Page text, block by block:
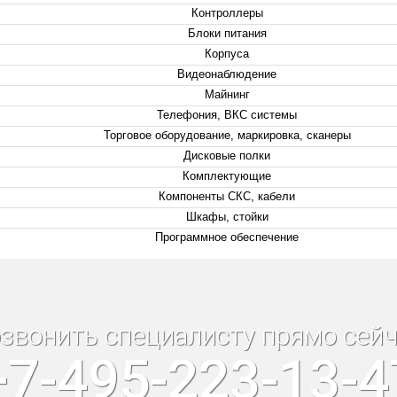
Контроллеры
Блоки питания
Корпуса
Видеонаблюдение
Майнинг
Телефония, ВКС системы
Торговое оборудование, маркировка, сканеры
Дисковые полки
Комплектующие
Компоненты СКС, кабели
Шкафы, стойки
Программное обеспечение
специалисту прямо
495-223-13-